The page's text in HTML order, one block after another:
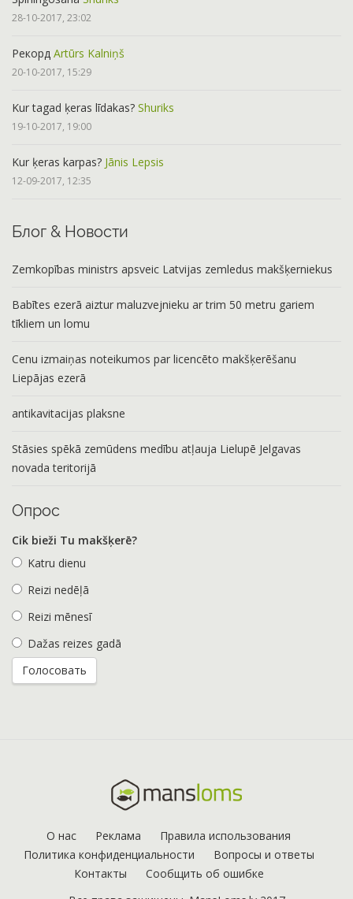
28-10-2017, 23:02
Рекорд Artūrs Kalniņš
20-10-2017, 15:29
Kur tagad ķeras līdakas? Shuriks
19-10-2017, 19:00
Kur ķeras karpas? Jānis Lepsis
12-09-2017, 12:35
Блог & Новости
Zemkopības ministrs apsveic Latvijas zemledus makšķerniekus
Babītes ezerā aiztur maluzvejnieku ar trim 50 metru gariem
tīkliem un lomu
Cenu izmaiņas noteikumos par licencēto makšķerēšanu
Liepājas ezerā
antikavitacijas plaksne
Stāsies spēkā zemūdens medību atļauja Lielupē Jelgavas
novada teritorijā
Опрос
Cik bieži Tu makšķerē?
Katru dienu
Reizi nedēļā
Reizi mēnesī
Dažas reizes gadā
О нас Реклама
Правила использования
Политика конфиденциальности
Вопросы и ответы
Контакты
Сообщить об ошибке